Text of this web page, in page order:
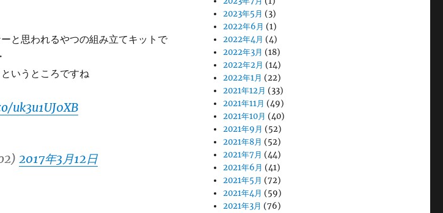
と思われるやつの組み立てキットで
いうところですね
uk3u1UJ0XB
2017年3月12日
2023年5月 (3)
2022年6月 (1)
2022年4月 (4)
2022年3月 (18)
2022年2月 (14)
2022年1月 (22)
2021年12月 (33)
2021年11月 (49)
2021年10月 (40)
2021年9月 (52)
2021年8月 (52)
2021年7月 (44)
2021年6月 (41)
2021年5月 (72)
2021年4月 (59)
2021年3月 (76)